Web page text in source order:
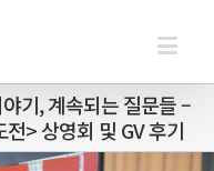
기, 계속되는 질문들 –
> 상영회 및 GV 후기